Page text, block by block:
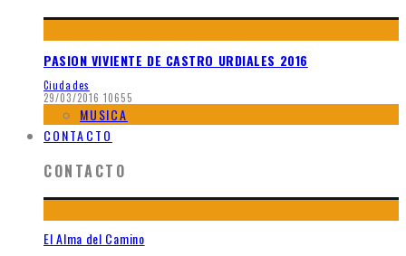
PASION VIVIENTE DE CASTRO URDIALES 2016
Ciudades
29/03/2016 10655
MUSICA
CONTACTO
CONTACTO
El Alma del Camino